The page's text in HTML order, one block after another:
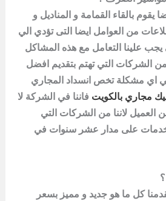
بالقاء القمامة و المناديل و
من العوامل ايضا التى تؤدي الي
يجب علينا التعامل مع هذه المشاكل
الشركات التي تهتم بتقديم افضل
اي مشكلة تخص انسداد المجاري
مجاري بالكويت فاننا في الشركة لا
لاننا من الشركات التي
على مدار عشر سنوات في
كل ما هو جديد و مميز بسعر